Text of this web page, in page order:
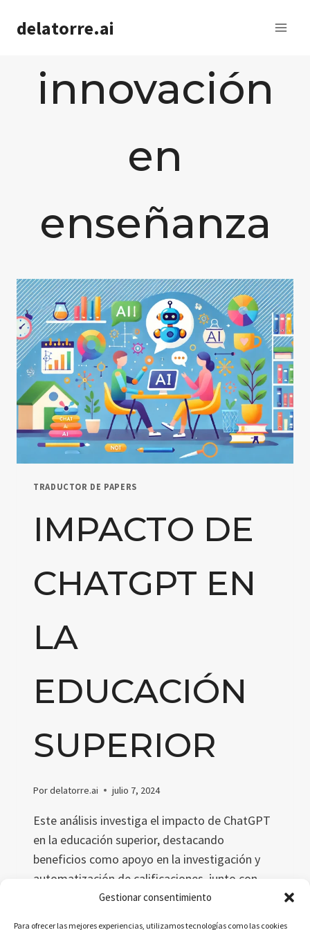
Gestionar consentimiento
Para ofrecer las mejores experiencias, utilizamos tecnologías como las cookies
delatorre.ai
innovación
en
enseñanza
TRADUCTOR DE PAPERS
IMPACTO DE
CHATGPT EN
LA
EDUCACIÓN
SUPERIOR
Pordelatorre.ai julio 7, 2024
Este análisis investiga el impacto de ChatGPT
en la educación superior, destacando
beneficios como apoyo en la investigación y
automatización de calificaciones, junto con
riesgos como plagio y brechas digitales. Se